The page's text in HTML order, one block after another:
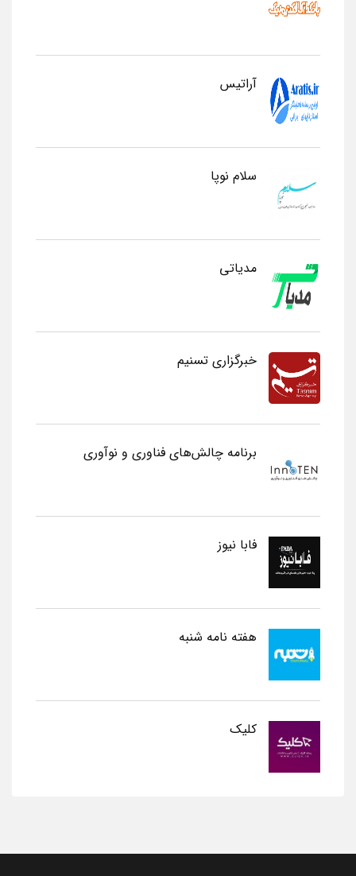
آراتیس
سلام نوپا
مدیاتی
خبرگزاری تسنیم
برنامه چالش‌های فناوری و نوآوری
فابا نیوز
هفته نامه شنبه
کلیک